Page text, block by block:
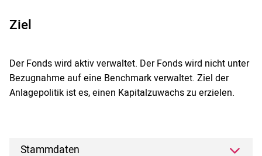
Ziel
Der Fonds wird aktiv verwaltet. Der Fonds wird nicht unter
Bezugnahme auf eine Benchmark verwaltet. Ziel der
Anlagepolitik ist es, einen Kapitalzuwachs zu erzielen.
Stammdaten